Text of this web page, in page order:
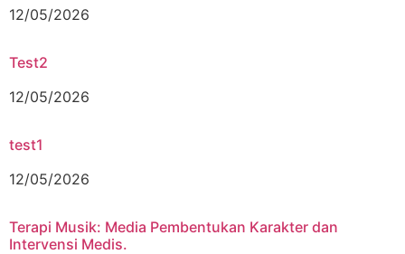
12/05/2026
Test2
12/05/2026
test1
12/05/2026
Terapi Musik: Media Pembentukan Karakter dan
Intervensi Medis.